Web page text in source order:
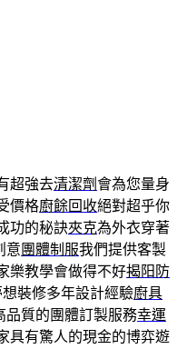
超強去清潔劑會為您量身
價格廚餘回收絕對超乎你
功的秘訣夾克為外衣穿著
意 團體制服我們提供客製
樂教學會做得不好揭阳防
裝修多年設計經驗廚具
品質的團體訂製服務幸運
具有驚人的現金的博弈遊